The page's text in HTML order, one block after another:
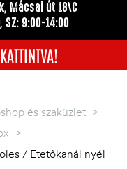
Mácsai út 18\C
SZ: 9:00-14:00
és szaküzlet >
>
/ Etetőkanál nyél